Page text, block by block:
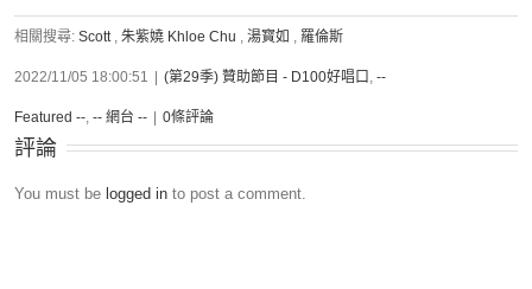
相關搜尋: Scott, 朱紫嬈 Khloe Chu , 湯寳如 , 羅倫斯
2022/11/05 18:00:51 (第29季) 贊助節目 - D100好唱口 , --
Featured --, -- 網台 -- 0條評論
評論
You must be logged in to post a comment.